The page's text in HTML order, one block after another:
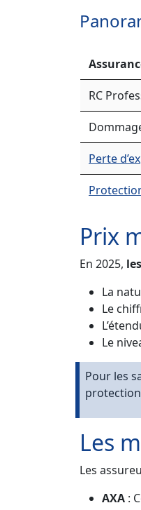
RC
Perte
Prix
En 2025,
La
Le
Le
Pour les
Les
Les
AXA :